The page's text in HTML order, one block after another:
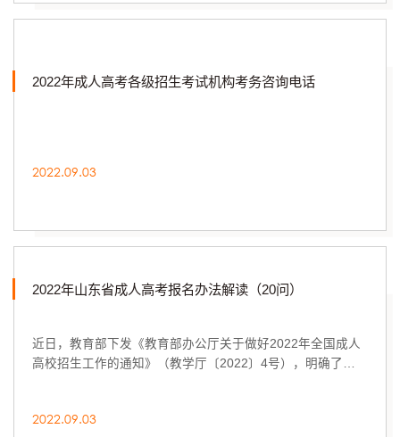
2022年成人高考各级招生考试机构考务咨询电话
2022.09.03
2022年山东省成人高考报名办法解读（20问）
近日，教育部下发《教育部办公厅关于做好2022年全国成人
高校招生工作的通知》（教学厅〔2022〕4号），明确了
2022.09.03